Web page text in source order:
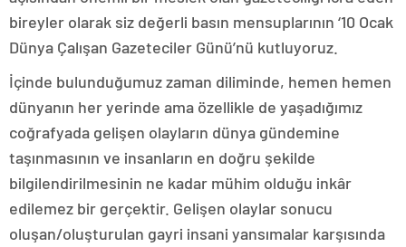
bireyler olarak siz değerli basın mensuplarının ‘10 Ocak
Dünya Çalışan Gazeteciler Günü’nü kutluyoruz.
İçinde bulunduğumuz zaman diliminde, hemen hemen
dünyanın her yerinde ama özellikle de yaşadığımız
coğrafyada gelişen olayların dünya gündemine
taşınmasının ve insanların en doğru şekilde
bilgilendirilmesinin ne kadar mühim olduğu inkâr
edilemez bir gerçektir. Gelişen olaylar sonucu
oluşan/oluşturulan gayri insani yansımalar karşısında